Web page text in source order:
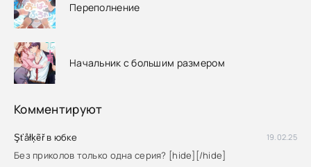
Переполнение
Начальник с большим размером
Комментируют
Şťåłķẽř в юбке 19.02.25
Без приколов только одна серия? [hide][/hide]